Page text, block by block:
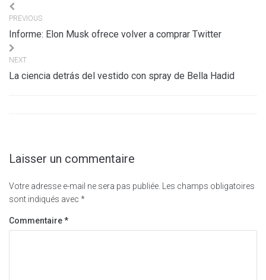
Navigation
de
l’article
PREVIOUS
Informe: Elon Musk ofrece volver a comprar Twitter
NEXT
La ciencia detrás del vestido con spray de Bella Hadid
Laisser un commentaire
Votre adresse e-mail ne sera pas publiée.
Les champs obligatoires
sont indiqués avec *
Commentaire*